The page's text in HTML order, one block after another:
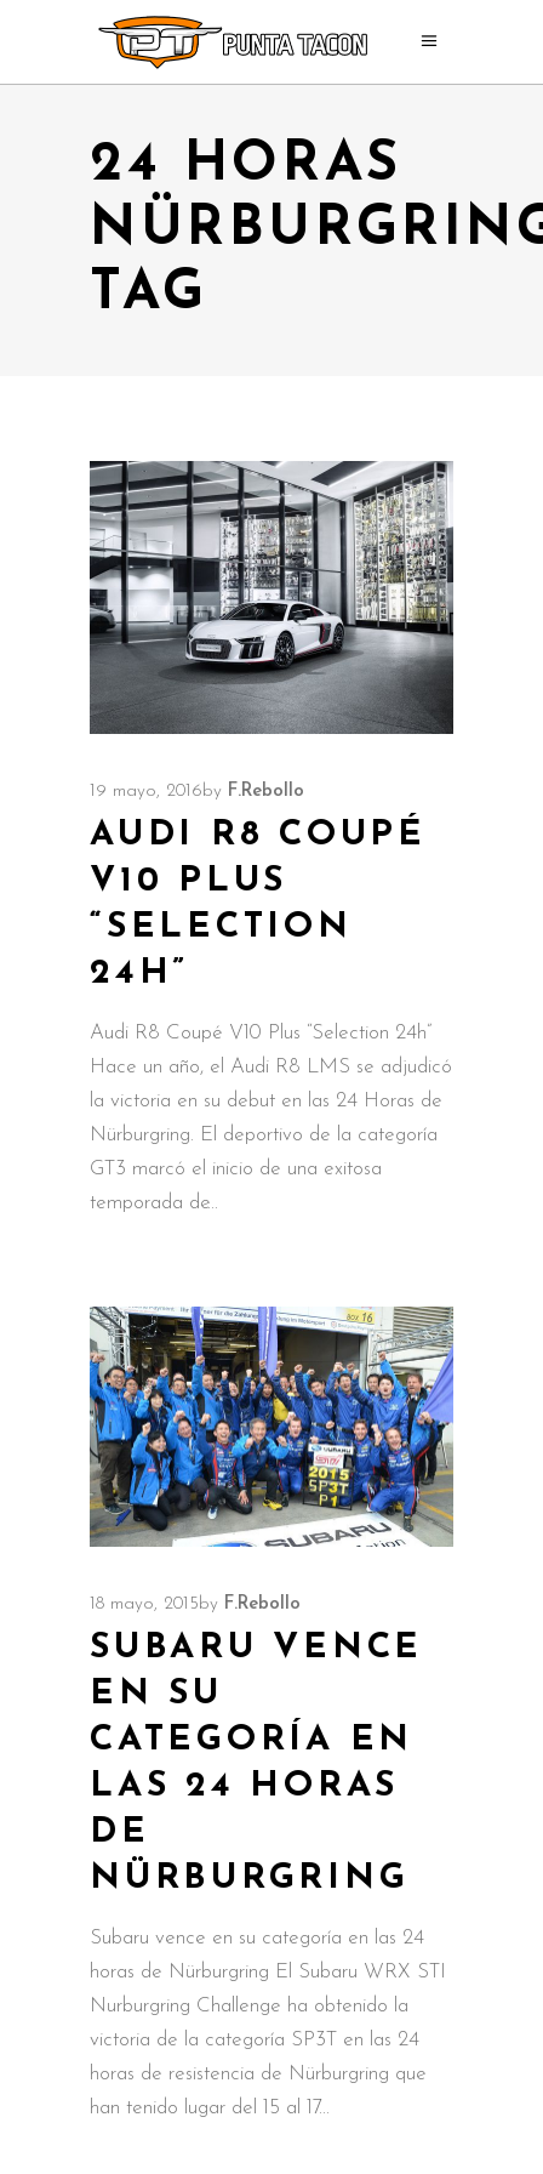
24 HORAS
TAG
19 mayo, 2016by F.Rebollo
AUDI R8 COUPÉ
V10 PLUS
“SELECTION
24H”
Audi R8 Coupé V10 Plus “Selection 24h”
Hace un año, el Audi R8 LMS se adjudicó
la victoria en su debut en las 24 Horas de
Nürburgring. El deportivo de la categoría
GT3 marcó el inicio de una exitosa
temporada de
18 mayo, 2015by F.Rebollo
SUBARU VENCE
EN SU
CATEGORÍA EN
LAS 24 HORAS
DE
NÜRBURGRING
Subaru vence en su categoría en las 24
horas de Nürburgring El Subaru WRX STI
Nurburgring Challenge ha obtenido la
victoria de la categoría SP3T en las 24
horas de resistencia de Nürburgring que
han tenido lugar del 15 al 17